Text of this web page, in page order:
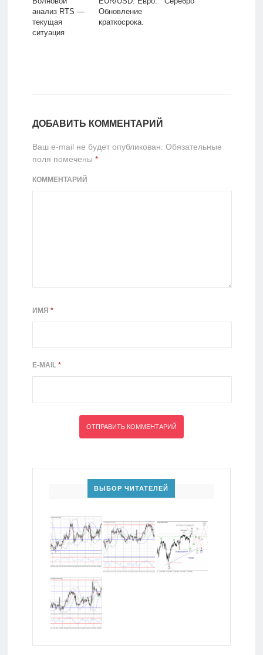
анализ RTS —
текущая
ситуация
Обновление
краткосрока.
ДОБАВИТЬ КОММЕНТАРИЙ
Ваш e-mail не будет опубликован. Обязательные
поля помечены *
КОММЕНТАРИЙ
ИМЯ *
E-MAIL *
ВЫБОР ЧИТАТЕЛЕЙ